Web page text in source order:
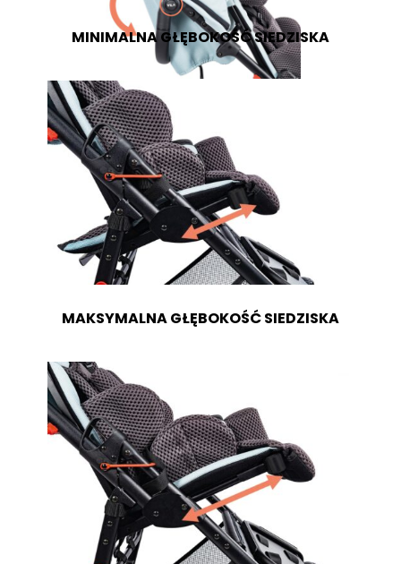
MINIMALNA GŁĘBOKOŚĆ SIEDZISKA
MAKSYMALNA GŁĘBOKOŚĆ SIEDZISKA